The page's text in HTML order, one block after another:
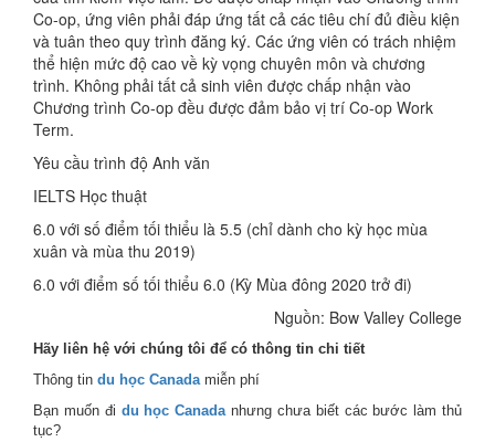
Co-op, ứng viên phải đáp ứng tất cả các tiêu chí đủ điều kiện
và tuân theo quy trình đăng ký. Các ứng viên có trách nhiệm
thể hiện mức độ cao về kỳ vọng chuyên môn và chương
trình. Không phải tất cả sinh viên được chấp nhận vào
Chương trình Co-op đều được đảm bảo vị trí Co-op Work
Term.
Yêu cầu trình độ Anh văn
IELTS Học thuật
6.0 với số điểm tối thiểu là 5.5 (chỉ dành cho kỳ học mùa
xuân và mùa thu 2019)
6.0 với điểm số tối thiểu 6.0 (Kỳ Mùa đông 2020 trở đi)
Nguồn: Bow Valley College
Hãy liên hệ với chúng tôi để có thông tin chi tiết
Thông tin du học Canadamiễn phí
Bạn muốn đi du học Canadanhưng chưa biết các bước làm thủ
tục?